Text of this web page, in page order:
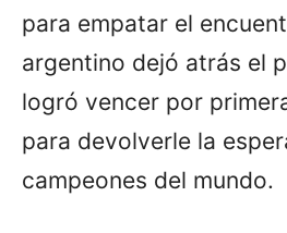
para empatar el
argentino dejó atrás el
logró vencer por
para devolverle la
campeones del mundo.